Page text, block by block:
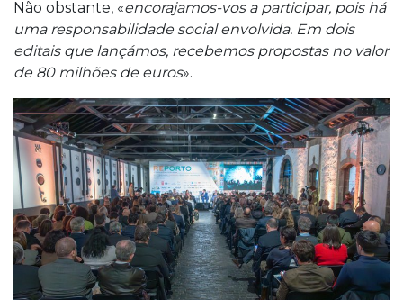
Não obstante, «encorajamos-vos a participar, pois há
uma responsabilidade social envolvida. Em dois
editais que lançámos, recebemos propostas no valor
de 80 milhões de euros».